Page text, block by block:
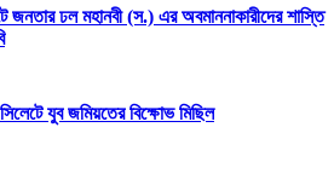
জনতার ঢল মহানবী (স.) এর অবমাননাকারীদের শাস্তি
যুব জমিয়তের বিক্ষোভ মিছিল